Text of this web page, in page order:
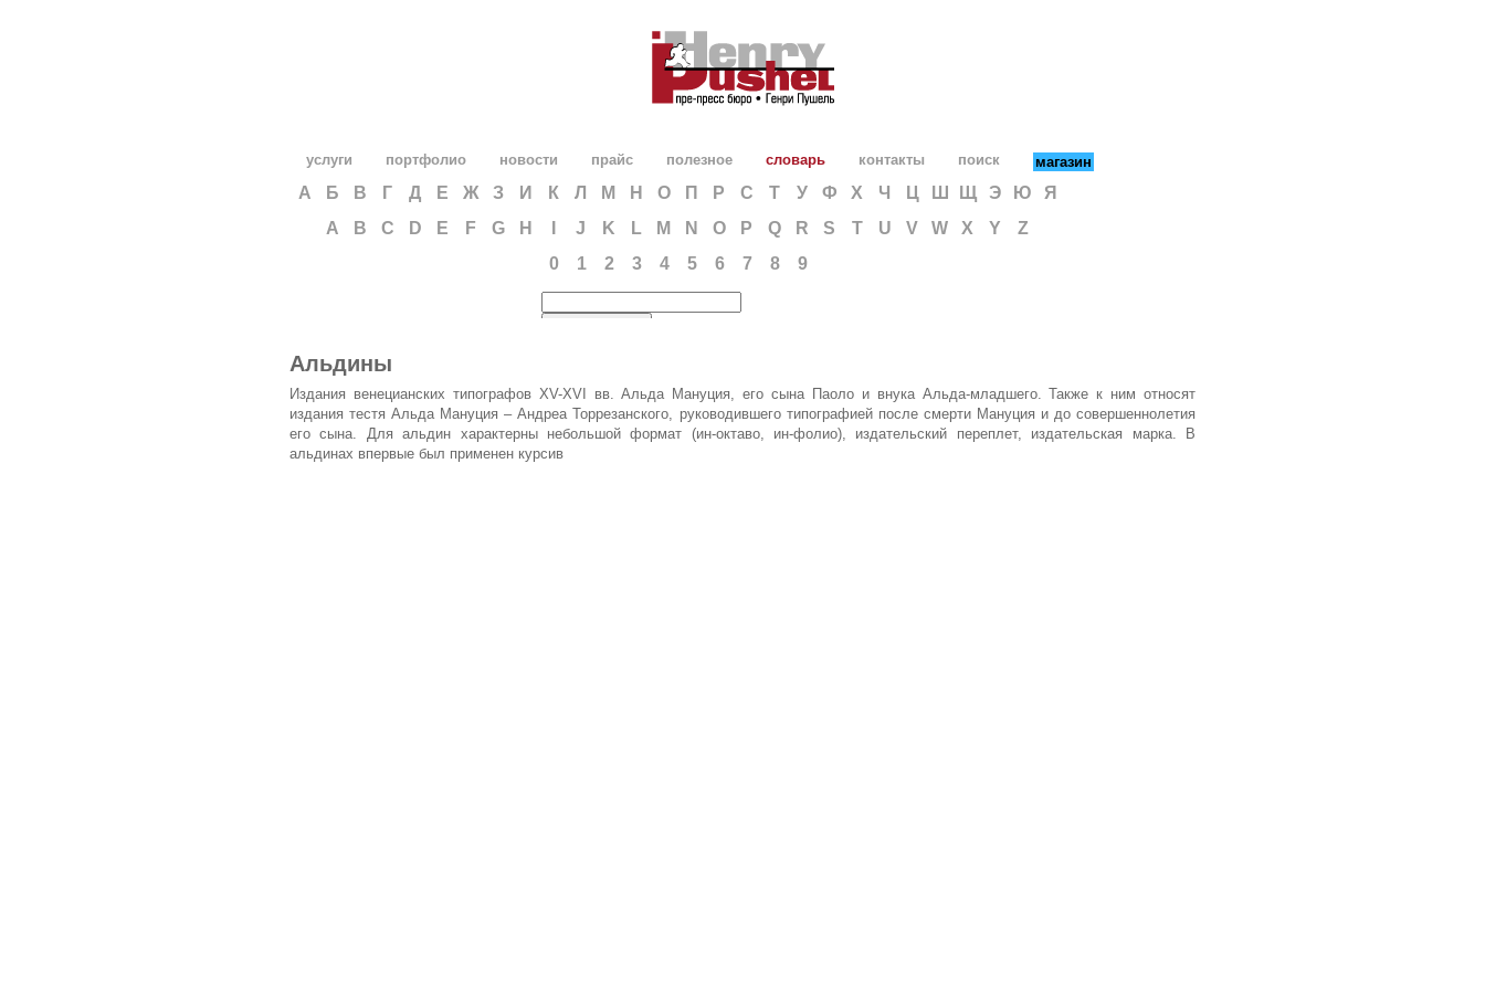
услуги портфолио новости прайс полезное словарь
А Б В Г Д Е Ж З И К Л М Н О П Р С Т У Ф Х Ч Ц Ш Щ Э Ю
Я
A
B C D E F G H J K L M N O P Q R S T U V W X Y
Z
0
1 2 3 4 5 6 7 8 9
контакты поиск магазин
Альдины
Издания венецианских типографов XV-XVI вв. Альда Мануция, его сына Паоло и внука Альда-младшего. Также к ним относят
издания тестя Альда Мануция – Андреа Торрезанского, руководившего типографией после смерти Мануция и до совершеннолетия
его сына. Для альдин характерны небольшой формат (ин-октаво, ин-фолио), издательский переплет, издательская марка. В
альдинах впервые был применен курсив